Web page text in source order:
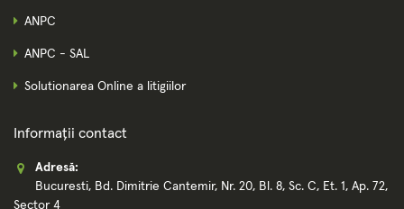
ANPC
ANPC - SAL
Solutionarea Online a litigiilor
Informații contact
Adresă:
Bucuresti, Bd. Dimitrie Cantemir, Nr. 20, Bl. 8, Sc. C, Et. 1, Ap. 72,
Sector 4